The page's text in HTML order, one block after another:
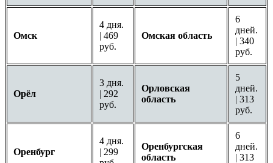
Омск
4 дня.
| 469
руб.
Омская область
6
дней.
| 340
руб.
Орёл
3 дня.
| 292
руб.
Орловская
область
5
дней.
| 313
руб.
Оренбург
4 дня.
| 299
Оренбургская
область
6
дней.
| 313